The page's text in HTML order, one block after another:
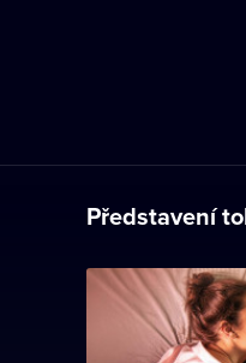
Představení